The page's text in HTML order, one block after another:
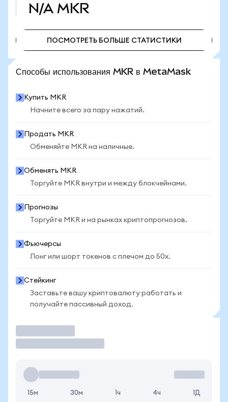
N/A MKR
ПОСМОТРЕТЬ БОЛЬШЕ СТАТИСТИКИ
Способы использования MKR в MetaMask
Купить MKR
Начните всего за пару нажатий.
Продать MKR
Обменяйте MKR на наличные.
Обменять MKR
Торгуйте MKR внутри и между блокчейнами.
Прогнозы
Торгуйте MKR и на рынках криптопрогнозов.
Фьючерсы
Лонг или шорт токенов с плечом до 50x.
Стейкинг
Заставьте вашу криптовалюту работать и
получайте пассивный доход.
15м 30м 1ч 4ч 1Д